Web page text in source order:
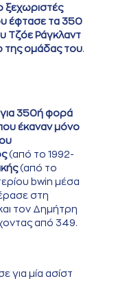
ξεχωριστές
έφτασε τα 350
Τζόε Ράγκλαντ
της ομάδας του.
350ή φορά
έκαναν μόνο
(από το 1992-
(από το
bwin μέσα
στη
τον Δημήτρη
από 349.
για μία ασίστ